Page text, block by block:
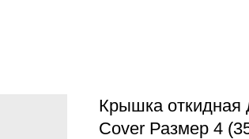
Крышка откидная
Cover Размер 4